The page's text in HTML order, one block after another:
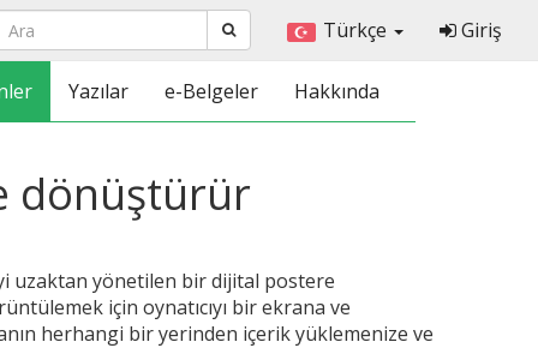
Türkçe Giriş
Yazılar e-Belgeler Hakkında
dönüştürür
uzaktan yönetilen bir dijital postere
için oynatıcıyı bir ekrana ve
herhangi bir yerinden içerik yüklemenize ve